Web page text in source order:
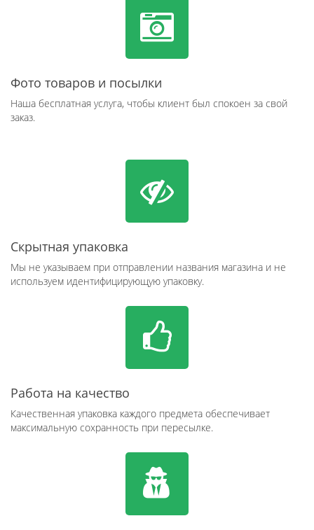
Фото товаров и посылки
Наша бесплатная услуга, чтобы клиент был спокоен за свой
заказ.
Скрытная упаковка
Мы не указываем при отправлении названия магазина и не
используем идентифицирующую упаковку.
Работа на качество
Качественная упаковка каждого предмета обеспечивает
максимальную сохранность при пересылке.